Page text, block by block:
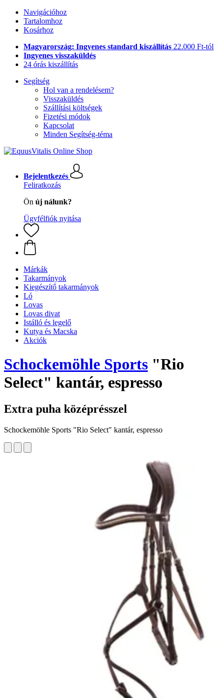
Navigációhoz
Tartalomhoz
Kosárhoz
Magyarország: Ingyenes standard kiszállítás 22.000 Ft-tól
Ingyenes visszaküldés
24 órás kiszállítás
Segítség
Hol van a rendelésem?
Visszaküldés
Szállítási költségek
Fizetési módok
Kapcsolat
Minden Segítség-téma
Bejelentkezés
Feliratkozás
Ön új nálunk?
Ügyfélfiók nyitása
Márkák
Takarmányok
Kiegészítő takarmányok
Ló
Lovas
Lovas divat
Istálló és legelő
Kutya és Macska
Akciók
Schockemöhle Sports "Rio
Select" kantár, espresso
Extra puha középrésszel
Schockemöhle Sports "Rio Select" kantár, espresso